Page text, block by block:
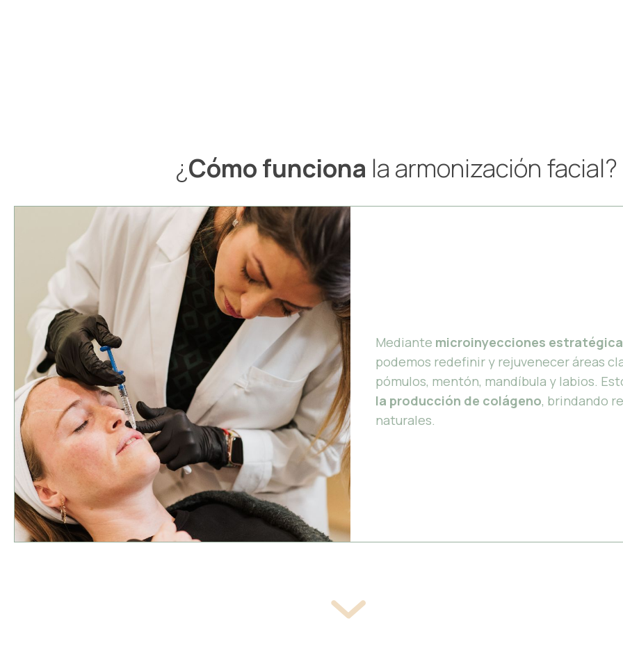
¿Cómo funciona la armonización facial?
Mediante microinyecciones
podemos redefinir y rejuvenecer áreas
pómulos, mentón, mandíbula y labios.
la producción de colágeno, brindando
naturales.